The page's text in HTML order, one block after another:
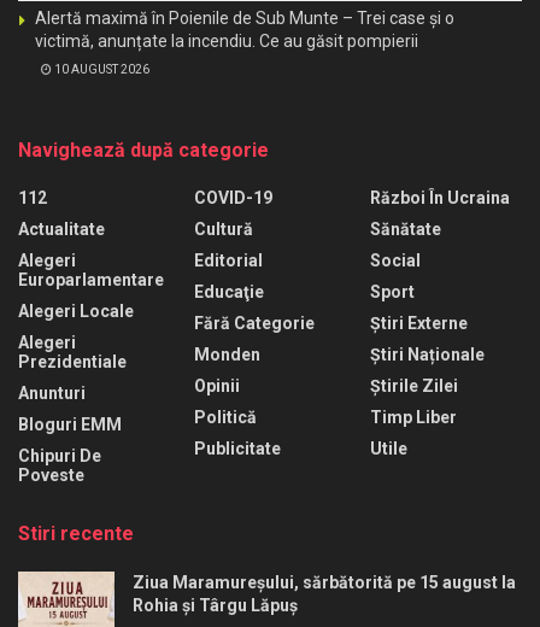
Alertă maximă în Poienile de Sub Munte – Trei case și o
victimă, anunțate la incendiu. Ce au găsit pompierii
10 AUGUST 2026
Navighează după categorie
112
Actualitate
Alegeri
Europarlamentare
Alegeri Locale
Alegeri
Prezidentiale
Anunturi
Bloguri EMM
Chipuri De
Poveste
COVID-19
Cultură
Editorial
Educaţie
Fără Categorie
Monden
Opinii
Politică
Publicitate
Război În Ucraina
Sănătate
Social
Sport
Știri Externe
Știri Naționale
Știrile Zilei
Timp Liber
Utile
Stiri recente
Ziua Maramureșului, sărbătorită pe 15 august la
Rohia și Târgu Lăpuș